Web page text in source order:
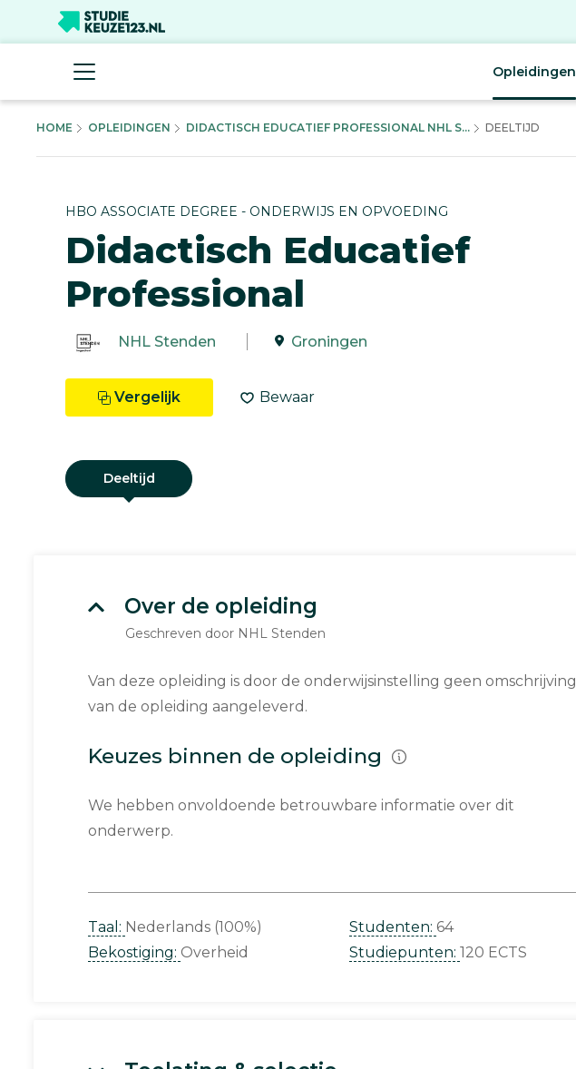
Opleidingen
HOME OPLEIDINGEN DIDACTISCH EDUCATIEF PROFESSIONAL NHL S... DEELTIJD
HBO ASSOCIATE DEGREE - ONDERWIJS EN OPVOEDING
Didactisch Educatief
Professional
NHL Stenden Groningen
Vergelijk Bewaar
Deeltijd
Over de opleiding
Geschreven door NHL Stenden
Van deze opleiding is door de onderwijsinstelling geen omschrijving
van de opleiding aangeleverd.
Keuzes binnen de opleiding
We hebben onvoldoende betrouwbare informatie over dit
onderwerp.
Taal: Nederlands (100%)
Bekostiging: Overheid
Studenten: 64
Studiepunten: 120 ECTS